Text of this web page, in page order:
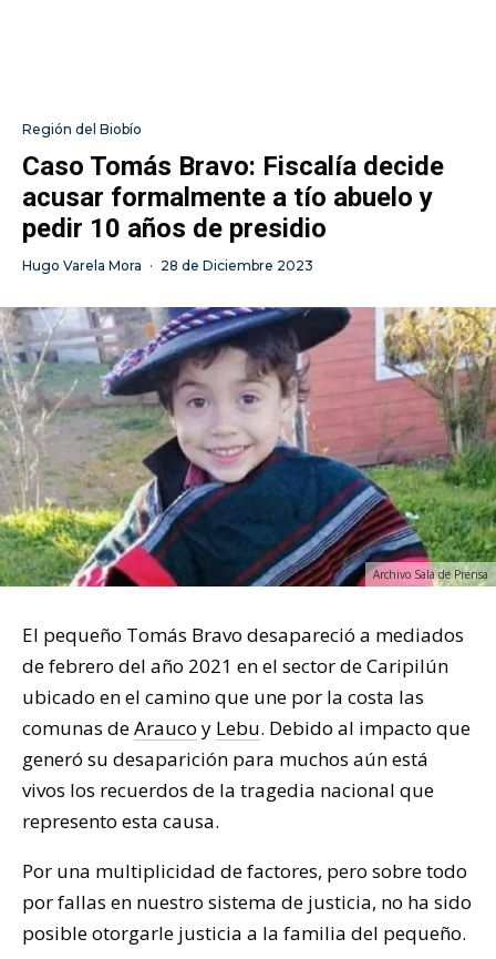
Región del Biobío
Caso Tomás Bravo: Fiscalía decide
acusar formalmente a tío abuelo y
pedir 10 años de presidio
Hugo Varela Mora · 28 de Diciembre 2023
Archivo Sala de Prensa
El pequeño Tomás Bravo desapareció a mediados
de febrero del año 2021 en el sector de Caripilún
ubicado en el camino que une por la costa las
comunas deArauco y Lebu. Debido al impacto que
generó su desaparición para muchos aún está
vivos los recuerdos de la tragedia nacional que
represento esta causa.
Por una multiplicidad de factores, pero sobre todo
por fallas en nuestro sistema de justicia, no ha sido
posible otorgarle justicia a la familia del pequeño.